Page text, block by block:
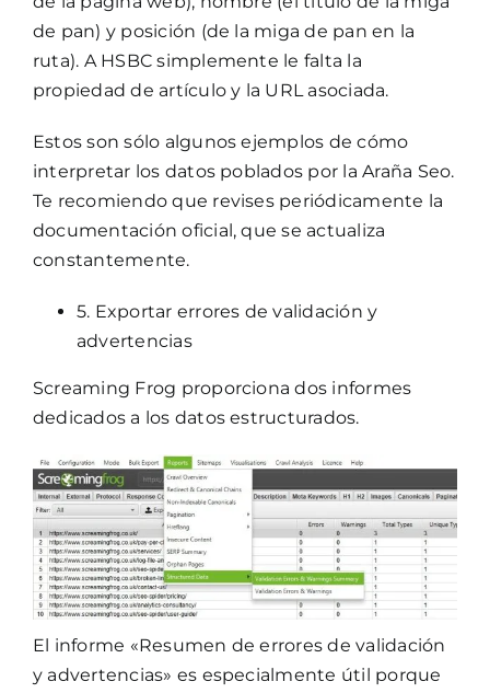
de pan) y posición (de la miga de pan en la
ruta). A HSBC simplemente le falta la
propiedad de artículo y la URL asociada.
Estos son sólo algunos ejemplos de cómo
interpretar los datos poblados por la Araña Seo.
Te recomiendo que revises periódicamente la
documentación oficial, que se actualiza
constantemente.
5. Exportar errores de validación y
advertencias
Screaming Frog proporciona dos informes
dedicados a los datos estructurados.
El informe «Resumen de errores de validación
y advertencias» es especialmente útil porque